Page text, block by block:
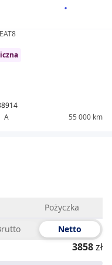
A 55 000 km
Pożyczka
Netto
3858zł